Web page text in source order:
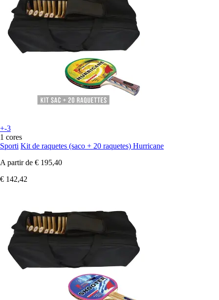
+-3
1 cores
Sporti Kit de raquetes (saco + 20 raquetes) Hurricane
A partir de € 195,40
€ 142,42